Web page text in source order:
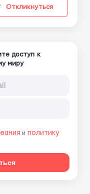
Откликнуться
доступ к
миру
и политику